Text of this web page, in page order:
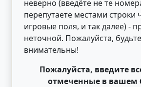
неверно (введёте не те
перепутаете местами строки
игровые поля, и так далее) -
неточной. Пожалуйста, будьте
внимательны!
Пожалуйста, введите
отмеченные в вашем